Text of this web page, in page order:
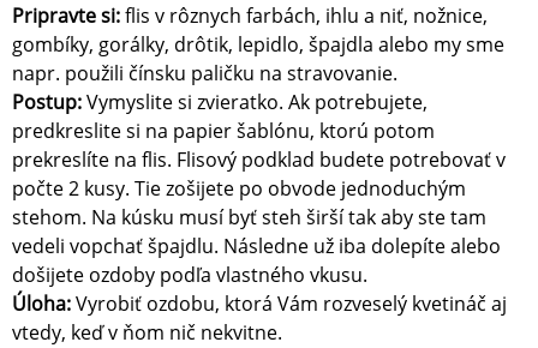
Pripravte si:flis v rôznych farbách, ihlu a niť, nožnice,
gombíky, gorálky, drôtik, lepidlo, špajdla alebo my sme
napr. použili čínsku paličku na stravovanie.
Postup:Vymyslite si zvieratko. Ak potrebujete,
predkreslite si na papier šablónu, ktorú potom
prekreslíte na flis. Flisový podklad budete potrebovať v
počte 2 kusy. Tie zošijete po obvode jednoduchým
stehom. Na kúsku musí byť steh širší tak aby ste tam
vedeli vopchať špajdlu. Následne už iba dolepíte alebo
došijete ozdoby podľa vlastného vkusu.
Úloha:Vyrobiť ozdobu, ktorá Vám rozveselý kvetináč aj
vtedy, keď v ňom nič nekvitne.